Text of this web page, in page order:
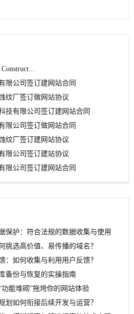
Construct...
限公司签订建网站合同
纹厂签订做网站协议
技有限公司签订建网站合同
限公司签订做网站合同
纹厂签订建网站协议
限公司签订建站协议
限公司签订建网站合同
保护：符合法规的数据收集与使用
挑选高价值、易传播的域名？
：如何收集与利用用户反馈？
备份与恢复的实操指南
能堆砌”拖垮你的网站体验
划如何衔接后续开发与运营？